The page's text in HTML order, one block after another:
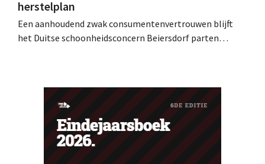
herstelplan
Een aanhoudend zwak consumentenvertrouwen blijft
het Duitse schoonheidsconcern Beiersdorf parten